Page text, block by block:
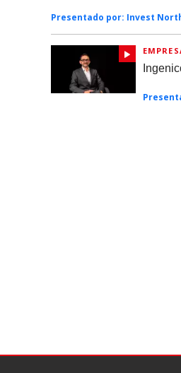
Presentado por: Invest